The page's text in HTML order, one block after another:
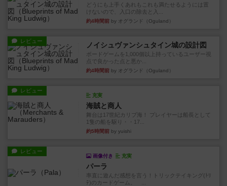
どうにも上手くあれもこれも満たせるようには置
けないので、入口の除去と入...
約4時間前 by オグランド（Oguland）
レビュー ノイシュヴァンシュタイン城の設計図
ボードゲームを1,000個以上持っているユーザー視
点で良かった点と悪か...
約4時間前 by オグランド（Oguland）
レビュー
充実
海賊と商人
舞台は17世紀カリブ海！ プレイヤーは船長として
1隻の船を駆り・・17...
約5時間前 by yuishi
レビュー
画像付き 充実
パーラ
率直に遊んだ感想を言う！トリックテイキング(ﾄﾘ
ﾃ)のカードゲーム。 ...